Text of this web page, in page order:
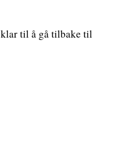
til å gå tilbake til